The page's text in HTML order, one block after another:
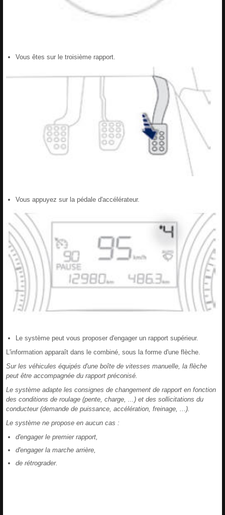
Vous êtes sur le troisième rapport.
Vous appuyez sur la pédale d'accélérateur.
Le système peut vous proposer d'engager un rapport supérieur.
L'information apparaît dans le combiné, sous la forme d'une flèche.
Sur les véhicules équipés d'une boîte de vitesses manuelle, la flèche
peut être accompagnée du rapport préconisé.
Le système adapte les consignes de changement de rapport en fonction
des conditions de roulage (pente, charge, ...) et des sollicitations du
conducteur (demande de puissance, accélération, freinage, ...).
Le système ne propose en aucun cas :
d'engager le premier rapport,
d'engager la marche arrière,
de rétrograder.